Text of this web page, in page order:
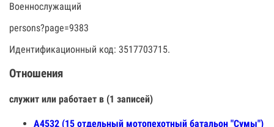
Военнослужащий
persons?page=9383
Идентификационный код: 3517703715.
Отношения
служит или работает в (1 записей)
А4532 (15 отдельный мотопехотный батальон "Сумы")